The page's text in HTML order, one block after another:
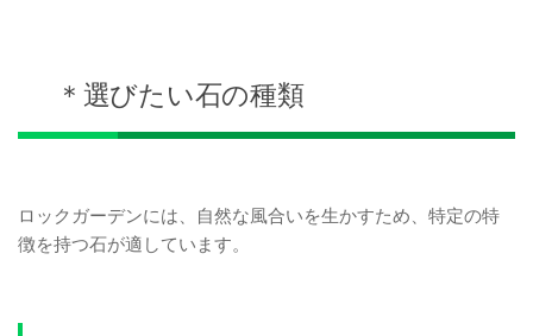
＊選びたい石の種類
ロックガーデンには、自然な風合いを生かすため、特定の特
徴を持つ石が適しています。